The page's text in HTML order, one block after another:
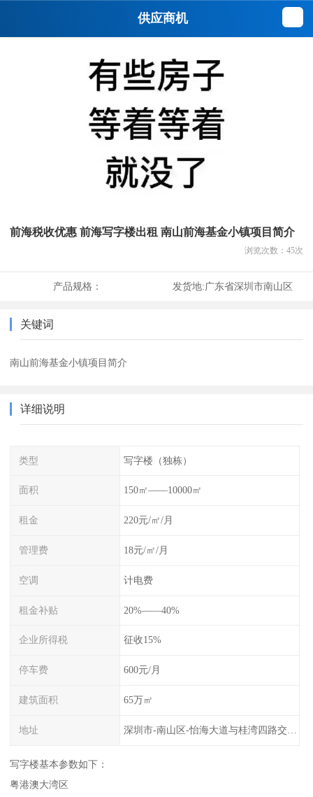
供应商机
前海税收优惠 前海写字楼出租 南山前海基金小镇项目简介
浏览次数： 45次
产品规格： 发货地:广东省深圳市南山区
关键词
南山前海基金小镇项目简介
详细说明
类型 写字楼（独栋）
面积 150㎡——10000㎡
租金 220元/㎡/月
管理费 18元/㎡/月
空调 计电费
租金补贴 20%——40%
企业所得税 征收15%
停车费 600元/月
建筑面积 65万㎡
地址
写字楼基本参数如下：
粤港澳大湾区